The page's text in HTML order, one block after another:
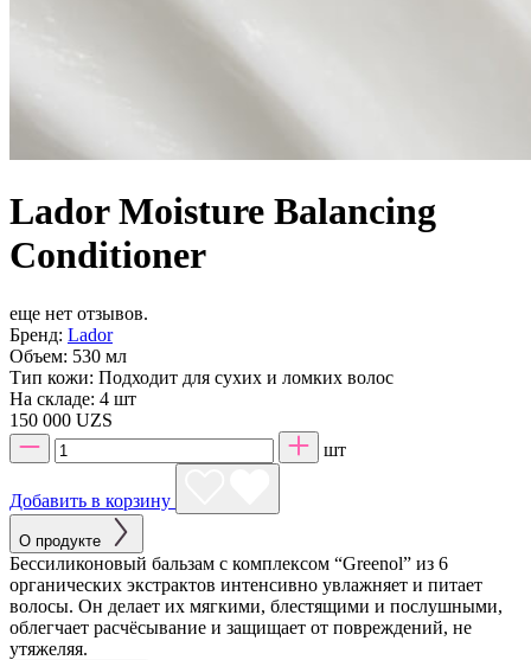
Lador Moisture Balancing
Conditioner
еще нет отзывов.
Бренд: Lador
Объем: 530 мл
Тип кожи: Подходит для сухих и ломких волос
На складе: 4 шт
150 000 UZS
шт
Добавить в корзину
О продукте
Бессиликоновый бальзам с комплексом “Greenol” из 6
органических экстрактов интенсивно увлажняет и питает
волосы. Он делает их мягкими, блестящими и послушными,
облегчает расчёсывание и защищает от повреждений, не
утяжеляя.